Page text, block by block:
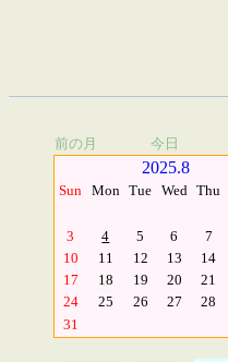
前の月 今日
2025.8
Sun Mon Tue Wed Thu
3
4 5 6 7
10
11 12 13 14
17
18 19 20 21
24
25 26 27 28
31